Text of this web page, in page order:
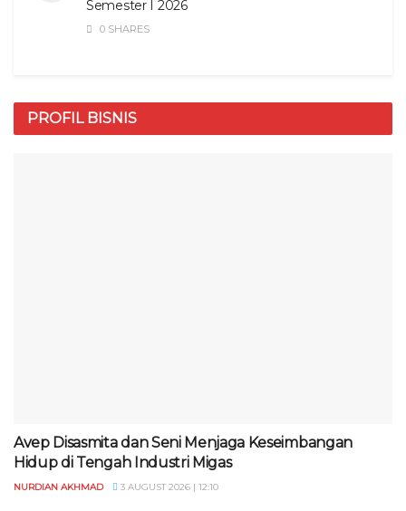
Semester I 2026
0 SHARES
PROFIL BISNIS
Avep Disasmita dan Seni Menjaga Keseimbangan
Hidup di Tengah Industri Migas
NURDIAN AKHMAD 3 AUGUST 2026 | 12:10